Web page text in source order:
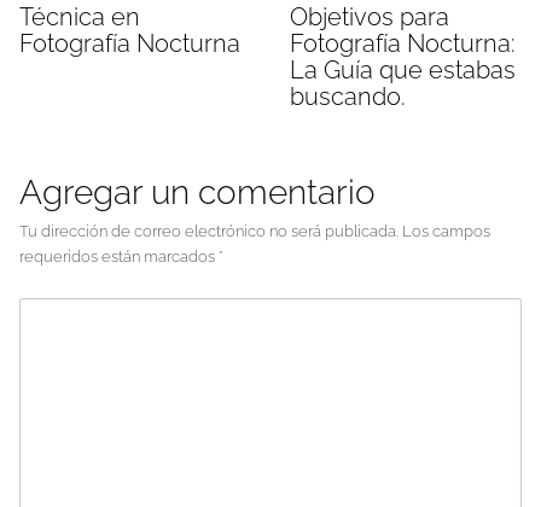
Técnica en
Fotografía Nocturna
Objetivos para
Fotografía Nocturna:
La Guía que estabas
buscando.
Agregar un comentario
Tu dirección de correo electrónico no será publicada. Los campos
requeridos están marcados *